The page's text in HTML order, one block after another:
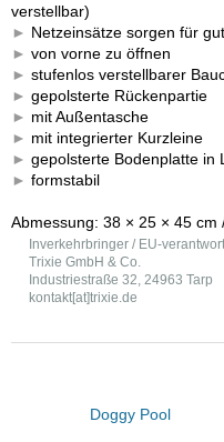
verstellbar)
► Netzeinsätze sorgen für
► von vorne zu öffnen
► stufenlos verstellbarer
► gepolsterte Rückenpartie
► mit Außentasche
► mit integrierter Kurzleine
► gepolsterte Bodenplatte in
► formstabil
Abmessung: 38 × 25 × 45 cm
Inverkehrbringer / EU-
Trixie GmbH & Co.
Industriestraße 32, 24963 Tarp
kontakt[at]trixie.de
Doggy Pool